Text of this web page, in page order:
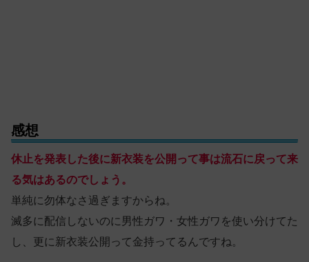
感想
休止を発表した後に新衣装を公開って事は流石に戻って来
る気はあるのでしょう。
単純に勿体なさ過ぎますからね。
滅多に配信しないのに男性ガワ・女性ガワを使い分けてた
し、更に新衣装公開って金持ってるんですね。